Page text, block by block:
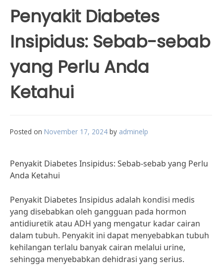
Penyakit Diabetes
Insipidus: Sebab-sebab
yang Perlu Anda
Ketahui
Posted on November 17, 2024 by adminelp
Penyakit Diabetes Insipidus: Sebab-sebab yang Perlu
Anda Ketahui
Penyakit Diabetes Insipidus adalah kondisi medis
yang disebabkan oleh gangguan pada hormon
antidiuretik atau ADH yang mengatur kadar cairan
dalam tubuh. Penyakit ini dapat menyebabkan tubuh
kehilangan terlalu banyak cairan melalui urine,
sehingga menyebabkan dehidrasi yang serius.